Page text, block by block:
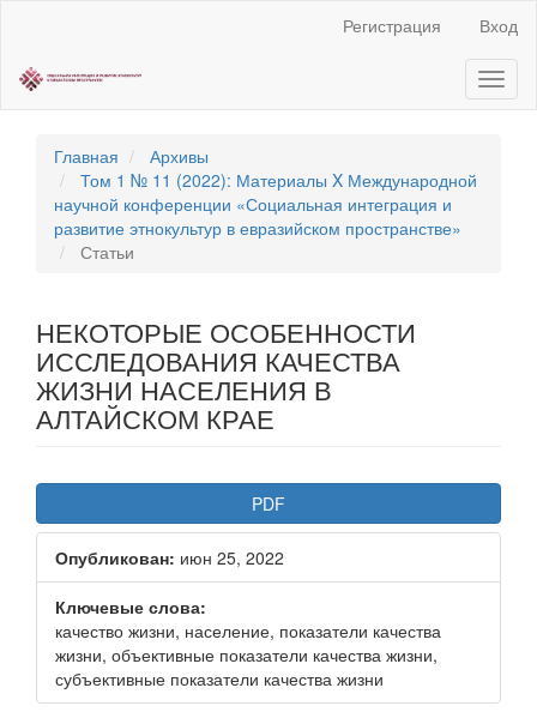
содержанию
страницы
навигация
Основное
содержание
Боковая
панель
Регистрация Вход
Главная
Архивы
Том 1 № 11 (2022): Материалы X Международной
научной конференции «Социальная интеграция и
развитие этнокультур в евразийском пространстве»
Статьи
НЕКОТОРЫЕ ОСОБЕННОСТИ
ИССЛЕДОВАНИЯ КАЧЕСТВА
ЖИЗНИ НАСЕЛЕНИЯ В
АЛТАЙСКОМ КРАЕ
Статья
боковой
панели
PDF
Опубликован: июн 25, 2022
Ключевые слова:
качество жизни, население, показатели качества
жизни, объективные показатели качества жизни,
субъективные показатели качества жизни